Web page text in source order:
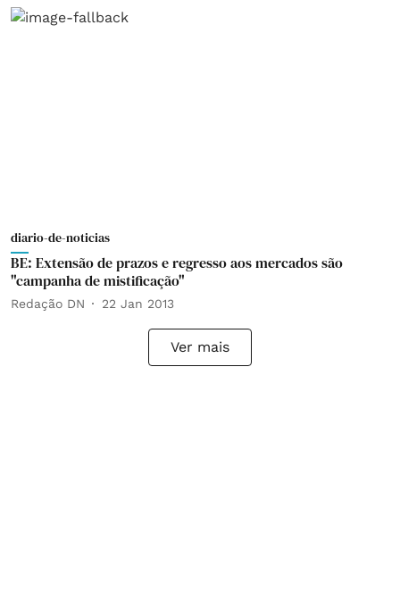
diario-de-noticias
BE: Extensão de prazos e regresso aos mercados são
"campanha de mistificação"
Redação DN 22 Jan 2013
Ver mais